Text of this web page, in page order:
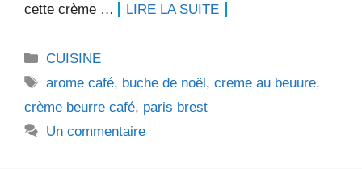
cette crème …
LIRE LA SUITE
Catégories
CUISINE
Étiquettes
arome café, buche de noël,creme au beuure,
crème beurre café, paris brest
Un commentaire